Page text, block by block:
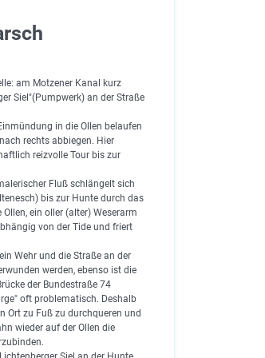
am Motzener Kanal kurz
Siel"(Pumpwerk) an der Straße
in die Ollen belaufen
rechts abbiegen. Hier
reizvolle Tour bis zur
Fluß schlängelt sich
bis zur Hunte durch das
Ollen, ein oller (alter) Weserarm
von der Tide und friert
Wehr und die Straße an der
werden, ebenso ist die
der Bundestraße 74
oft problematisch. Deshalb
Ort zu Fuß zu durchqueren und
wieder auf der Ollen die